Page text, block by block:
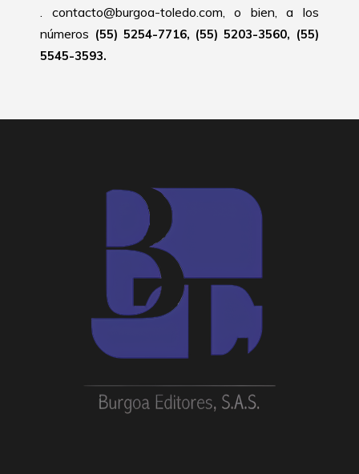
contacto@burgoa-toledo. com, o bien, a los
números (55) 5254-7716, (55) 5203-3560, (55)
5545-3593.